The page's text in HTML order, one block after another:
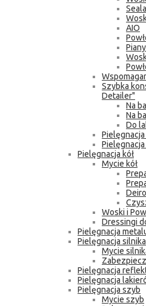
AIO
Szybka
Detailer"
Na
Na
Do
Pielęgnacja kół
Mycie kół
Woski i
Dressingi
Pielęgnacja
Pielęgnacja silnika
Mycie
Pielęgnacja
Pielęgnacja
Pielęgnacja szyb
Mycie szyb